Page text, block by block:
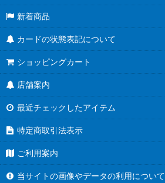
新着商品
カードの状態表記について
ショッピングカート
店舗案内
最近チェックしたアイテム
特定商取引法表示
ご利用案内
当サイトの画像やデータの利用について